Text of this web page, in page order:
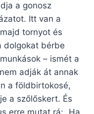
a gonosz
Itt van a
tornyot és
dolgokat bérbe
– ismét a
adják át annak
a földbirtokosé,
a szőlőskert. És